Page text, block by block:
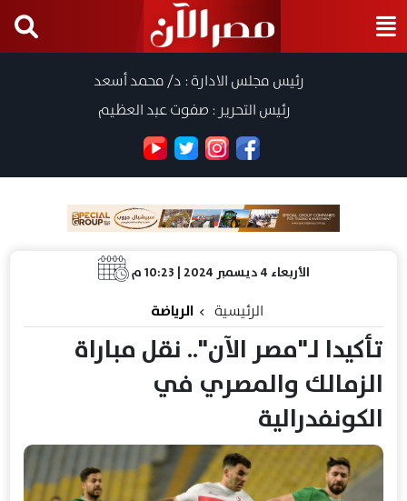
رئيس مجلس الادارة : د/ محمد أسعد
رئيس التحرير : صفوت عبد العظيم
الأربعاء 4 ديسمبر 2024 | 10:23 م
الرئيسية الرياضة
تأكيدا لـ"مصر الآن".. نقل مباراة
الزمالك والمصري في
الكونفدرالية